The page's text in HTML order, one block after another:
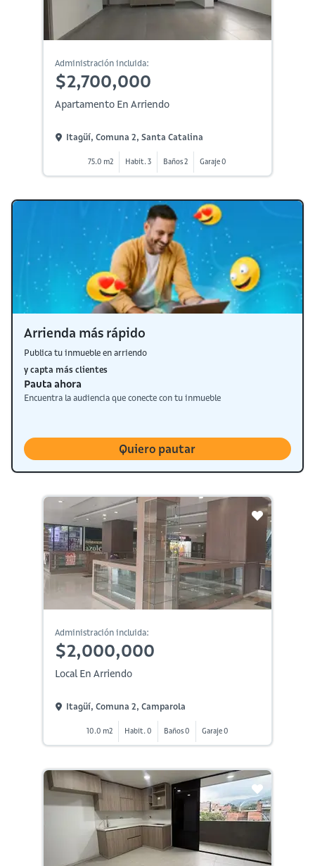
Administración incluida:
$2,700,000
Apartamento En Arriendo
Itagüí, Comuna 2, Santa Catalina
75.0 m2 Habit. 3 Baños 2 Garaje 0
Arrienda más rápido
Publica tu inmueble en arriendo
y capta más clientes
Pauta ahora
Encuentra la audiencia que conecte con tu inmueble
Quiero pautar
Administración incluida:
$2,000,000
Local En Arriendo
Itagüí, Comuna 2, Camparola
10.0 m2 Habit. 0 Baños 0 Garaje 0